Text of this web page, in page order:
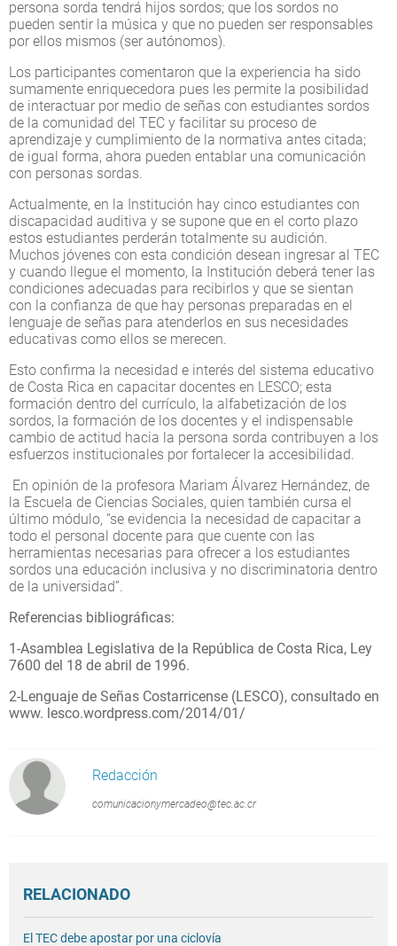
persona sorda tendrá hijos sordos; que los sordos no
pueden sentir la música y que no pueden ser responsables
por ellos mismos (ser autónomos).
Los participantes comentaron que la experiencia ha sido
sumamente enriquecedora pues les permite la posibilidad
de interactuar por medio de señas con estudiantes sordos
de la comunidad del TEC y facilitar su proceso de
aprendizaje y cumplimiento de la normativa antes citada;
de igual forma, ahora pueden entablar una comunicación
con personas sordas.
Actualmente, en la Institución hay cinco estudiantes con
discapacidad auditiva y se supone que en el corto plazo
estos estudiantes perderán totalmente su audición.
Muchos jóvenes con esta condición desean ingresar al TEC
y cuando llegue el momento, la Institución deberá tener las
condiciones adecuadas para recibirlos y que se sientan
con la confianza de que hay personas preparadas en el
lenguaje de señas para atenderlos en sus necesidades
educativas como ellos se merecen.
Esto confirma la necesidad e interés del sistema educativo
de Costa Rica en capacitar docentes en LESCO; esta
formación dentro del currículo, la alfabetización de los
sordos, la formación de los docentes y el indispensable
cambio de actitud hacia la persona sorda contribuyen a los
esfuerzos institucionales por fortalecer la accesibilidad.
En opinión de la profesora Mariam Álvarez Hernández, de
la Escuela de Ciencias Sociales, quien también cursa el
último módulo, “se evidencia la necesidad de capacitar a
todo el personal docente para que cuente con las
herramientas necesarias para ofrecer a los estudiantes
sordos una educación inclusiva y no discriminatoria dentro
de la universidad”.
Referencias bibliográficas:
1-Asamblea Legislativa de la República de Costa Rica, Ley
7600 del 18 de abril de 1996.
2-Lenguaje de Señas Costarricense (LESCO), consultado en
www. lesco.wordpress.com/2014/01/
Redacción
comunicacionymercadeo@tec.ac.cr
RELACIONADO
El TEC debe apostar por una ciclovía